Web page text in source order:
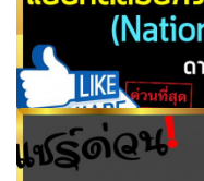
แบบทดสอบความสามา